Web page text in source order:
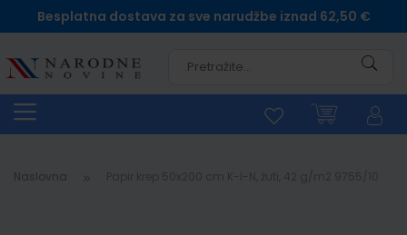
Besplatna dostava za sve narudžbe iznad 62,50 €
Naslovna